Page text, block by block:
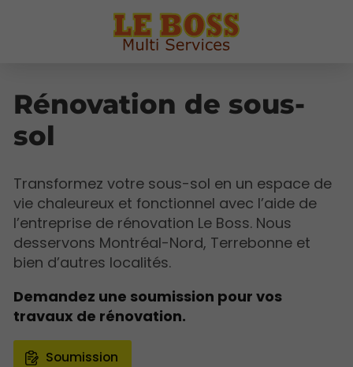
Rénovation de sous-
sol
Transformez votre sous-sol en un espace de
vie chaleureux et fonctionnel avec l’aide de
l’entreprise de rénovation Le Boss. Nous
desservons Montréal-Nord, Terrebonne et
bien d’autres localités.
Demandez une soumission pour vos
travaux de rénovation.
Soumission